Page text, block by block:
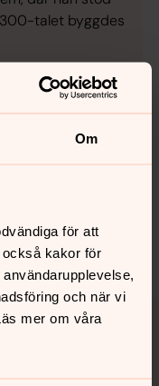
Om
för att
kakor för
och när vi
mer om våra
talet byggdes
sidans